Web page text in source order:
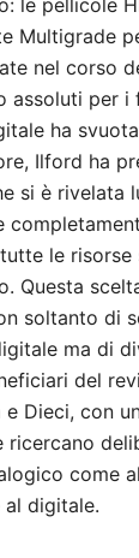
Multigrade
nel corso
assoluti per i
ha
Ilford ha
si è rivelata
le risorse
Questa
soltanto di
ma di
del
e Dieci, con
come
digitale.